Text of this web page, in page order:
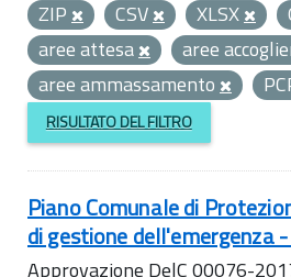
ZIP
CSV XLSX
aree attesa
aree
aree ammassamento
RISULTATO DEL FILTRO
Piano Comunale di
di gestione dell'emergenza -
Approvazione DelC 00076-